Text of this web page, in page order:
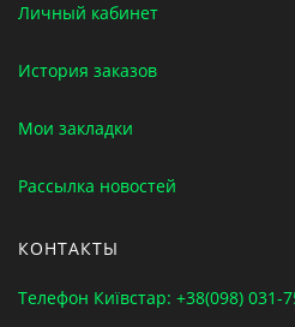
Личный кабинет
История заказов
Мои закладки
Рассылка новостей
КОНТАКТЫ
Телефон Київстар: +38(098) 031-